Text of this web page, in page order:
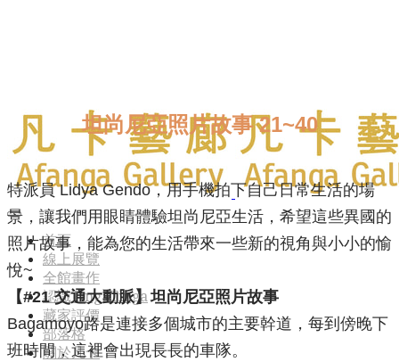
首頁
線上展覽
全館畫作
認識TingaTinga
藏家評價
部落格
關於凡卡
坦尚尼亞照片故事 21~40
特派員 Lidya Gendo，用手機拍下自己日常生活的場
景，讓我們用眼睛體驗坦尚尼亞生活，希望這些異國的
照片故事，能為您的生活帶來一些新的視角與小小的愉
悅~
【#21交通大動脈】坦尚尼亞照片故事
Bagamoyo路是連接多個城市的主要幹道，每到傍晚下
班時間，這裡會出現長長的車隊。